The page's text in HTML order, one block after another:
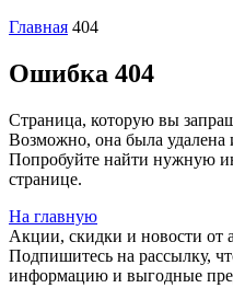
Главная 404
Ошибка 404
Страница, которую вы
Возможно, она была удалена
Попробуйте найти нужную
странице.
На главную
Акции, скидки и новости от
Подпишитесь на рассылку,
информацию и выгодные